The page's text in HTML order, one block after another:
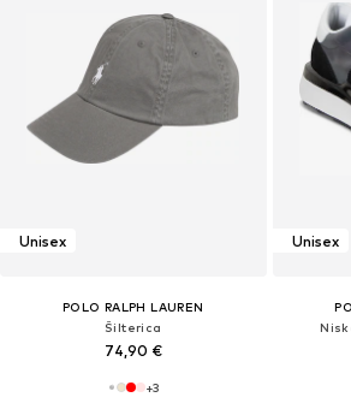
Unisex
POLO RALPH LAUREN
Šilterica
74,90 €
+3
Unisex